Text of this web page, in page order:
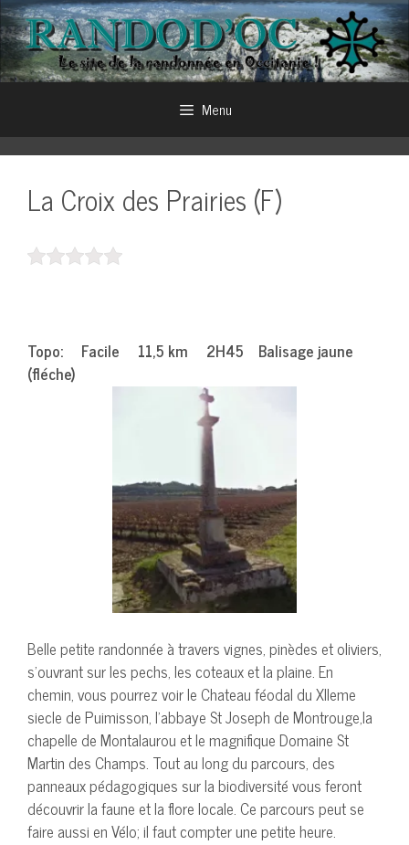
Aller
au
contenu
Menu
La Croix des Prairies (F)
Topo: Facile 11,5 km 2H45 Balisage jaune
(fléche)
Belle petite randonnée à travers vignes, pinèdes et oliviers,
s’ouvrant sur les pechs, les coteaux et la plaine. En
chemin, vous pourrez voir le Chateau féodal du XIIeme
siecle de Puimisson, l’abbaye St Joseph de Montrouge,la
chapelle de Montalaurou et le magnifique Domaine St
Martin des Champs. Tout au long du parcours, des
panneaux pédagogiques sur la biodiversité vous feront
découvrir la faune et la flore locale. Ce parcours peut se
faire aussi en Vélo; il faut compter une petite heure.